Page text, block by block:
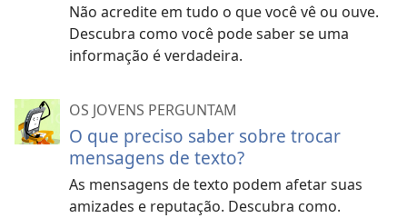
Não acredite em tudo o que você vê ou ouve.
Descubra como você pode saber se uma
informação é verdadeira.
OS JOVENS PERGUNTAM
O que preciso saber sobre trocar
mensagens de texto?
As mensagens de texto podem afetar suas
amizades e reputação. Descubra como.